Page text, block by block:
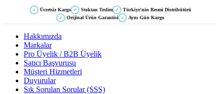
✓ Ücretsiz Kargo ✓ Stoktan Teslim ✓ Türkiye'nin Resmi Distribütörü
✓ Orijinal Ürün Garantisi ✓ Aynı Gün Kargo
Hakkımızda
Markalar
Pro Üyelik / B2B Üyelik
Satıcı Başvurusu
Müşteri Hizmetleri
Duyurular
Sık Sorulan Sorular (SSS)